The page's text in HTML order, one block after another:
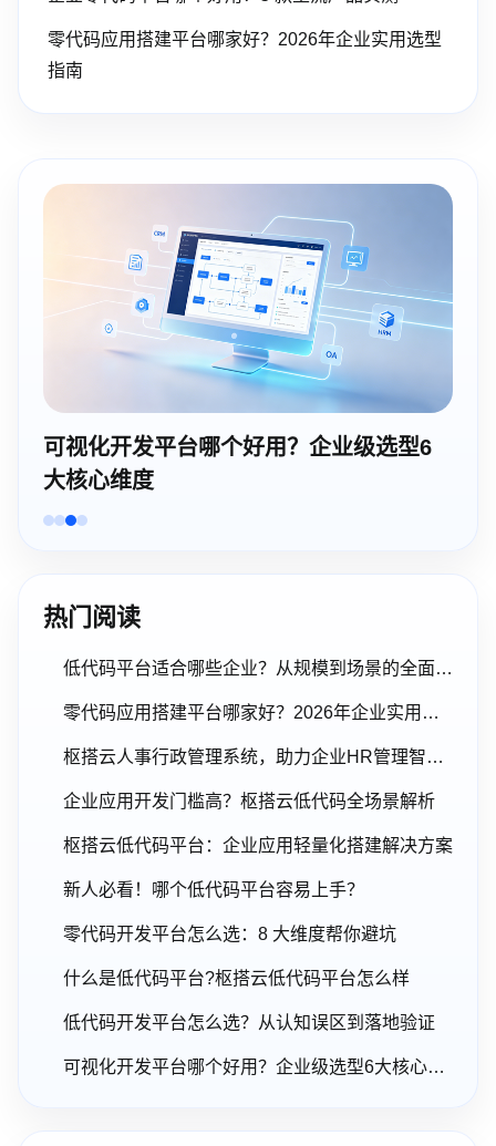
零代码应用搭建平台哪家好？2026年企业实用选型
指南
可视化开发平台哪个好用？企业级选型6
大核心维度
热门阅读
低代码平台适合哪些企业？从规模到场景的全面解析
零代码应用搭建平台哪家好？2026年企业实用选型指南
枢搭云人事行政管理系统，助力企业HR管理智能化升级
企业应用开发门槛高？枢搭云低代码全场景解析
枢搭云低代码平台：企业应用轻量化搭建解决方案
新人必看！哪个低代码平台容易上手？
零代码开发平台怎么选：8 大维度帮你避坑
什么是低代码平台?枢搭云低代码平台怎么样
低代码开发平台怎么选？从认知误区到落地验证
可视化开发平台哪个好用？企业级选型6大核心维度